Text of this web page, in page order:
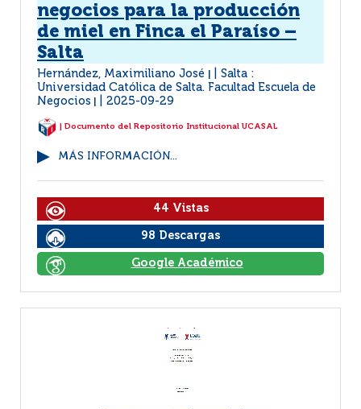
negocios para la producción
de miel en Finca el Paraíso –
Salta
Hernández, Maximiliano José
Salta :
Universidad Católica de Salta. Facultad Escuela de
Negocios
2025-09-29
| Documento del Repositorio Institucional UCASAL
MÁS INFORMACIÓN...
44 Vistas
98 Descargas
Google Académico